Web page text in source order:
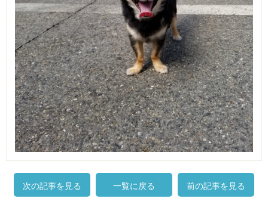
次の記事を見る 一覧に戻る 前の記事を見る